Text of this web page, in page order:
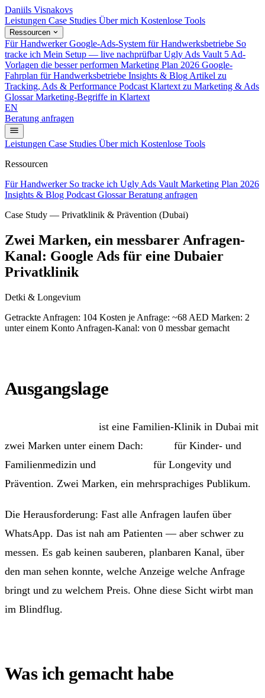
Daniils Visnakovs
Leistungen Case Studies Über mich Kostenlose Tools
Ressourcen
Für Handwerker Google-Ads-System für Handwerksbetriebe So
tracke ich Mein Setup — live nachprüfbar Ugly Ads Vault 5 Ad-
Vorlagen die besser performen Marketing Plan 2026 Google-
Fahrplan für Handwerksbetriebe Insights & Blog Artikel zu
Tracking, Ads & Performance Podcast Klartext zu Marketing & Ads
Glossar Marketing-Begriffe in Klartext
EN
Beratung anfragen
Leistungen Case Studies Über mich Kostenlose Tools
Ressourcen
Für Handwerker So tracke ich Ugly Ads Vault Marketing Plan 2026
Insights & Blog Podcast GlossarBeratung anfragen
Case Study — Privatklinik & Prävention (Dubai)
Zwei Marken, ein messbarer Anfragen-
Kanal: Google Ads für eine Dubaier
Privatklinik
Detki & Longevium
Getrackte Anfragen: 104 Kosten je Anfrage: ~68 AED Marken: 2
unter einem Konto Anfragen-Kanal: von 0 messbar gemacht
Ausgangslage
ist eine Familien-Klinik in Dubai mit
zwei Marken unter einem Dach:
für Kinder- und
Familienmedizin und
für Longevity und
Prävention. Zwei Marken, ein mehrsprachiges Publikum.
Die Herausforderung: Fast alle Anfragen laufen über
WhatsApp. Das ist nah am Patienten — aber schwer zu
messen. Es gab keinen sauberen, planbaren Kanal, über
den man sehen konnte, welche Anzeige welche Anfrage
bringt und zu welchem Preis. Ohne diese Sicht wirbt man
im Blindflug.
Was ich gemacht habe